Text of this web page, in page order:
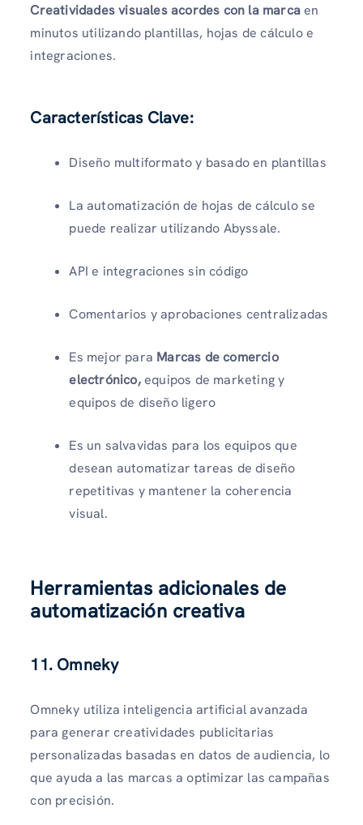
Creatividades visuales acordes con la marcaen
minutos utilizando plantillas, hojas de cálculo e
integraciones.
Características Clave:
Diseño multiformato y basado en plantillas
La automatización de hojas de cálculo se
puede realizar utilizando Abyssale.
API e integraciones sin código
Comentarios y aprobaciones centralizadas
Es mejor para Marcas de comercio
electrónico,equipos de marketing y
equipos de diseño ligero
Es un salvavidas para los equipos que
desean automatizar tareas de diseño
repetitivas y mantener la coherencia
visual.
Herramientas adicionales de
automatización creativa
11. Omneky
Omneky utiliza inteligencia artificial avanzada
para generar creatividades publicitarias
personalizadas basadas en datos de audiencia, lo
que ayuda a las marcas a optimizar las campañas
con precisión.